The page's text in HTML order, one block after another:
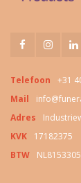
Telefoon
+31
Mail
Adres
KVK
17182375
BTW